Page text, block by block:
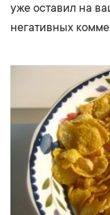
уже оставил на
негативных